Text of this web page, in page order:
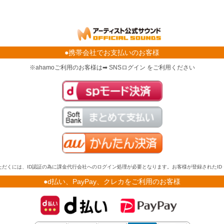
●携帯会社でお支払いのお客様
※ahamoご利用のお客様は➡ SNSログイン をご利用ください
くには、ID認証の為に課金代行会社へのログイン処理が必要となります。お客様が登録されたID
●d払い、PayPay、クレカをご利用のお客様